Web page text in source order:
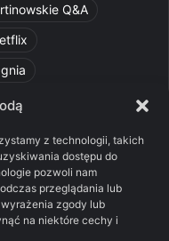
z technologii, takich
dostępu do
pozwoli nam
przeglądania lub
zgody lub
na niektóre cechy i
Q&A
do maesterów
Silmarillion
SithFrog
Teorie
z Cytadeli